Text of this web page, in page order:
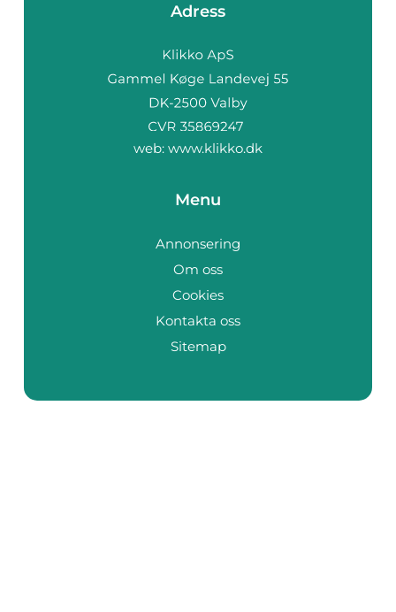
Adress
web: www.klikko.dk
Menu
Annonsering
Om oss
Cookies
Kontakta oss
Sitemap